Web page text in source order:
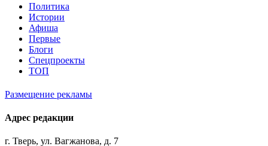
Политика
Истории
Афиша
Первые
Блоги
Спецпроекты
ТОП
Размещение рекламы
Адрес редакции
г. Тверь, ул. Вагжанова, д. 7